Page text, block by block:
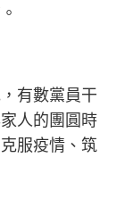
有數黨員干
人的團圓時
服疫情、筑